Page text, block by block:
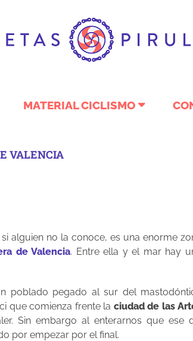
MATERIAL CICLISMO
VALENCIA
alguien no la conoce, es una enorme
de Valencia. Entre ella y el mar hay
poblado pegado al sur del
que comienza frente la ciudad de las
Sin embargo al enterarnos que ese
por empezar por el final.